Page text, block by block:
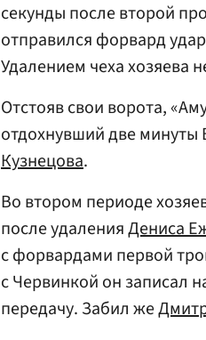
секунды после второй
отправился форвард
Удалением чеха хозяева
Отстояв свои ворота,
отдохнувший две минуты
Кузнецова.
Во втором периоде
после удаленияДениса
с форвардами первой
с Червинкой он записал
передачу. Забил же